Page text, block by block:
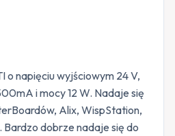
o napięciu wyjściowym 24 V,
i mocy 12 W. Nadaje się
Alix, WispStation,
Bardzo dobrze nadaje się do